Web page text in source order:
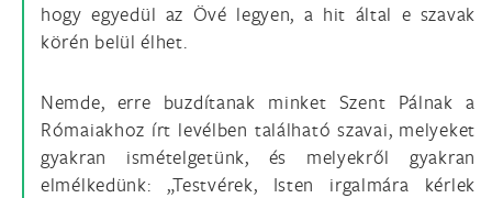
hogy egyedül az Övé legyen, a hit által e szavak
körén belül élhet.
Nemde, erre buzdítanak minket Szent Pálnak a
Rómaiakhoz írt levélben található szavai, melyeket
gyakran ismételgetünk, és melyekről gyakran
elmélkedünk: „Testvérek, Isten irgalmára kérlek